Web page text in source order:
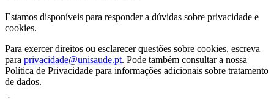
Estamos disponíveis para responder a dúvidas sobre privacidade e
cookies.
Para exercer direitos ou esclarecer questões sobre cookies, escreva
para privacidade@unisaude.pt. Pode também consultar a nossa
Política de Privacidade para informações adicionais sobre tratamento
de dados.